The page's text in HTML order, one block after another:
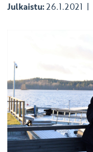
Julkaistu:26.1.2021